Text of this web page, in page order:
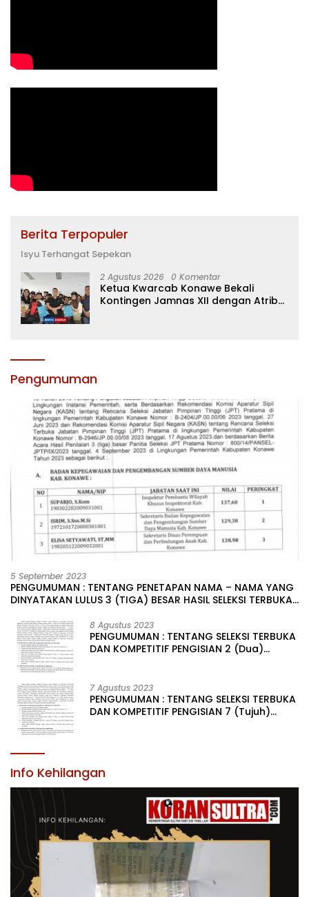
Berita Terpopuler
Isyu Terhangat Sepekan
2 Agustus 2026 0 Komentar
Ketua Kwarcab Konawe Bekali
Kontingen Jamnas XII dengan Atribut
Pengumuman
5 September 2023
PENGUMUMAN : TENTANG PENETAPAN NAMA – NAMA YANG
DINYATAKAN LULUS 3 (TIGA) BESAR HASIL SELEKSI TERBUKA
LINGKUNGAN PEMERINTAH DAERAH KABUPATEN KONAWE
8 Agustus 2023
PENGUMUMAN : TENTANG SELEKSI TERBUKA
DAN KOMPETITIF PENGISIAN 2 (Dua)
KABUPATEN KONAWE
7 Agustus 2023
PENGUMUMAN : TENTANG SELEKSI TERBUKA
DAN KOMPETITIF PENGISIAN 7 (Tujuh)
Info Kehilangan